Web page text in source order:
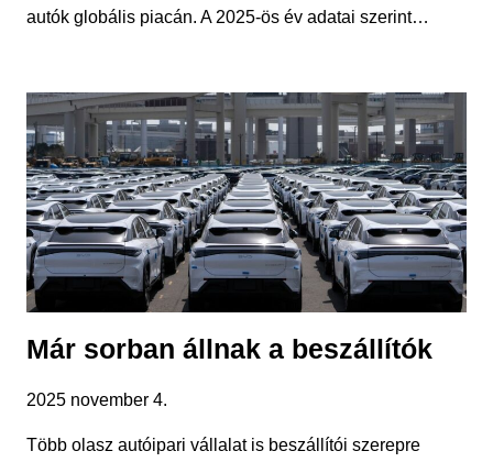
autók globális piacán. A 2025-ös év adatai szerint…
Már sorban állnak a beszállítók
2025 november 4.
Több olasz autóipari vállalat is beszállítói szerepre